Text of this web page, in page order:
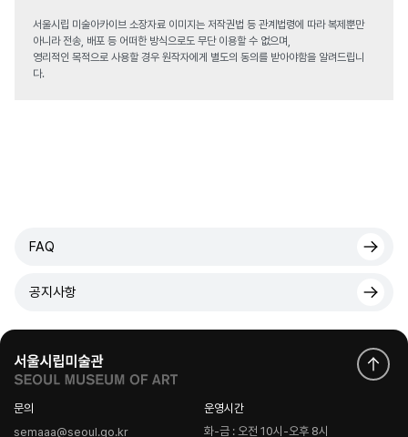
서울시립 미술아카이브 소장자료 이미지는 저작권법 등 관계법령에 따라 복제뿐만
아니라 전송, 배포 등 어떠한 방식으로도 무단 이용할 수 없으며,
영리적인 목적으로 사용할 경우 원작자에게 별도의 동의를 받아야함을 알려드립니
다.
FAQ
공지사항
문의
semaaa@seoul.go.kr
운영시간
화-금 : 오전 10시-오후 8시